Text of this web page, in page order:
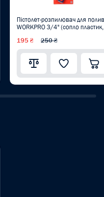
Відеоогляд
Пістолет-розпилювач для
WORKPRO 3/4" (сопло пластик,
195 ₴ 250 ₴